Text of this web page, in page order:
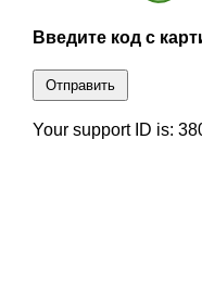
Введите код с
Отправить
Your support ID is: